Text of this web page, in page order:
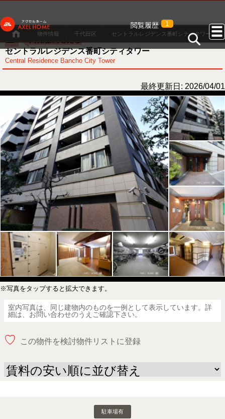
閲覧履歴 1
物件情報 千代田区 セントラルレジデンス番町シティタワー
セントラルレジデンス番町シティタワー
Central Residence Bancho City Tower
最終更新日: 2026/04/01
※写真をタップすると拡大できます。
室内写真は、同じ建物内のものを一例として表示しています。詳
細は、お問い合わせのうえご確認下さい。
♡ この物件を検討物件リストに登録
駐車場有